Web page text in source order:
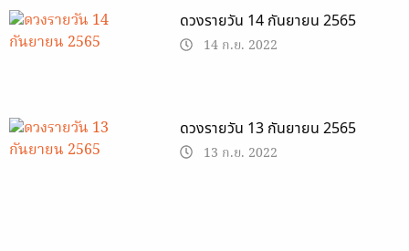
ดวงรายวัน 14 กันยายน 2565
14 ก.ย. 2022
ดวงรายวัน 13 กันยายน 2565
13 ก.ย. 2022